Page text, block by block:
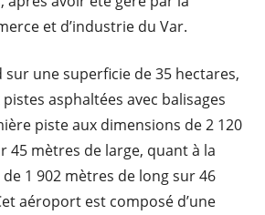
et d’industrie du Var.
sur une superficie de 35 hectares,
asphaltées avec balisages
piste aux dimensions de 2 120
45 mètres de large, quant à la
1 902 mètres de long sur 46
aéroport est composé d’une